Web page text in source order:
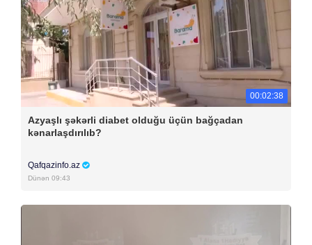
00:02:38
Azyaşlı şəkərli diabet olduğu üçün bağçadan
kənarlaşdırılıb?
Qafqazinfo.az
Dünən 09:43